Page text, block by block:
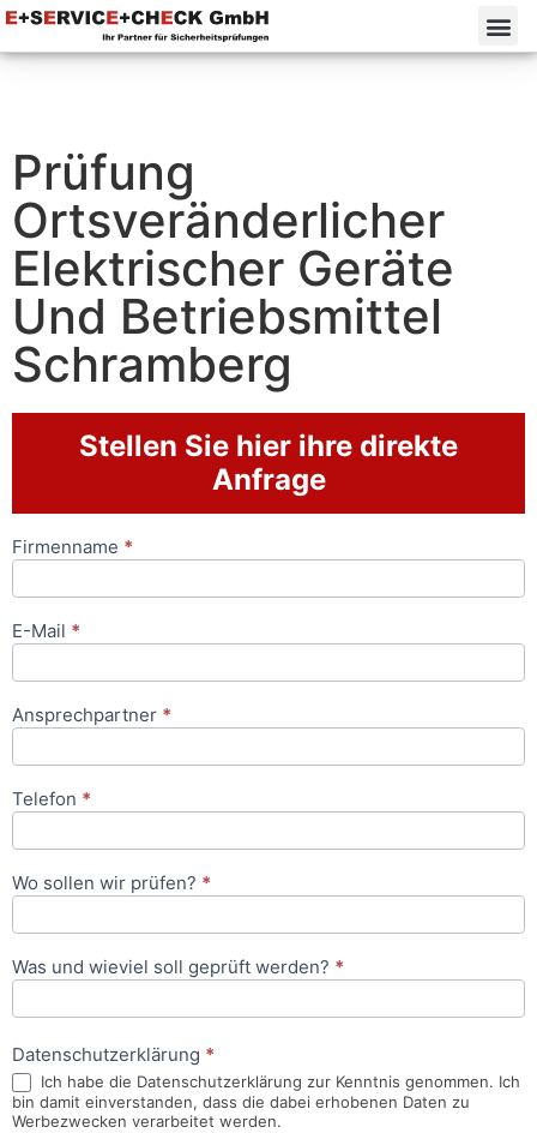
Prüfung
Ortsveränderlicher
Elektrischer Geräte
Und Betriebsmittel
Schramberg
Stellen Sie hier ihre direkte
Anfrage
Anfrageformular
Firmenname *
E-Mail *
Ansprechpartner *
Telefon *
Wo sollen wir prüfen? *
Was und wieviel soll geprüft werden? *
Datenschutzerklärung *
Ich habe die Datenschutzerklärung zur Kenntnis genommen. Ich
bin damit einverstanden, dass die dabei erhobenen Daten zu
Werbezwecken verarbeitet werden.